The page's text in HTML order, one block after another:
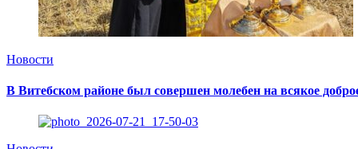
Новости
В Витебском районе был совершен молебен на всякое